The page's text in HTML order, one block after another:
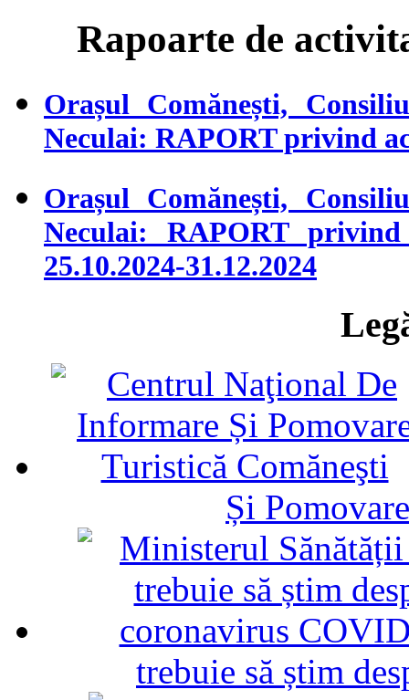
Rapoarte de
Orașul Comănești,
Neculai: RAPORT privind
Orașul Comănești,
Neculai: RAPORT
25.10.2024-31.12.2024
Și
trebuie să știm